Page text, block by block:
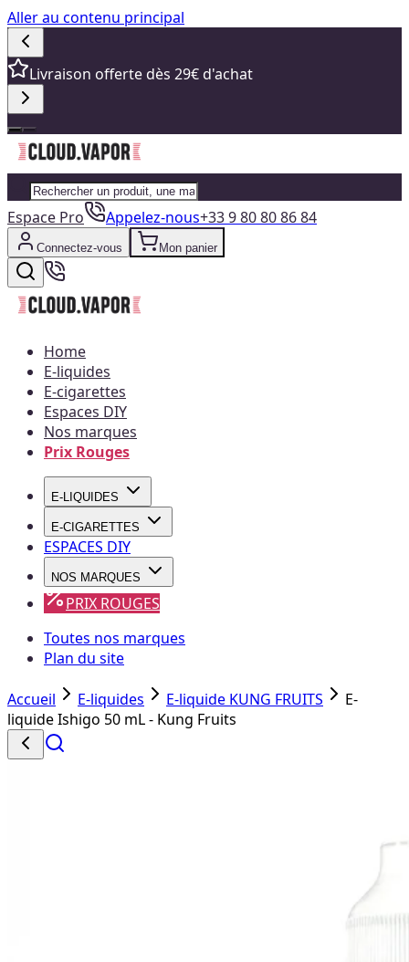
Aller au contenu principal
Livraison offerte dès 29€ d'achat
Espace Pro Appelez-nous+33 9 80 80 86 84
Connectez-vous Mon panier
Home
E-liquides
E-cigarettes
Espaces DIY
Nos marques
Prix Rouges
E-LIQUIDES
E-CIGARETTES
ESPACES DIY
NOS MARQUES
PRIX ROUGES
Toutes nos marques
Plan du site
Accueil E-liquides E-liquide KUNG FRUITS
E-
liquide Ishigo 50 mL - Kung Fruits